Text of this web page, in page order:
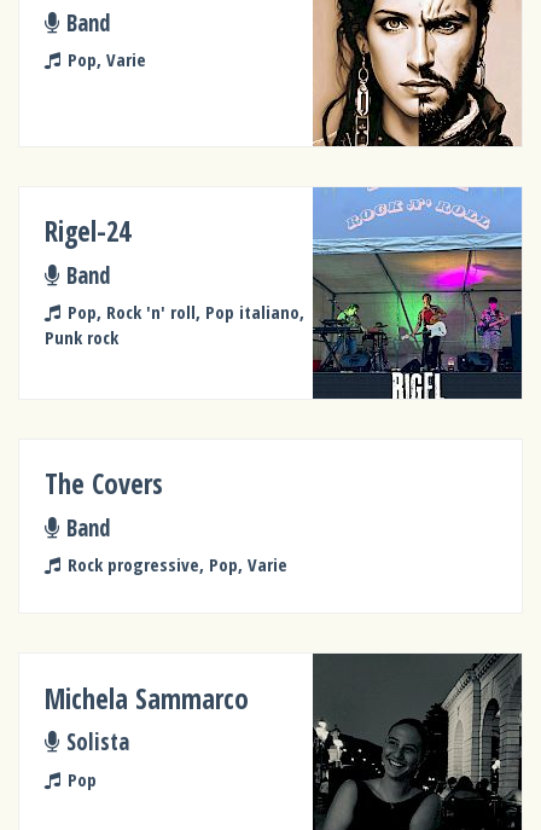
Band
Pop, Varie
Rigel-24
Band
Pop, Rock 'n' roll, Pop italiano,
Punk rock
The Covers
Band
Rock progressive, Pop, Varie
Michela Sammarco
Solista
Pop